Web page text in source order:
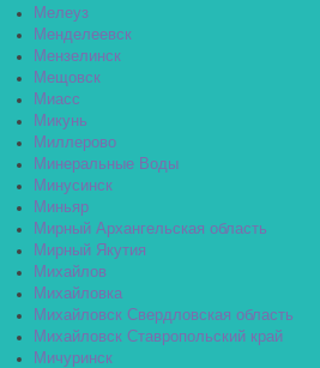
Мелеуз
Менделеевск
Мензелинск
Мещовск
Миасс
Микунь
Миллерово
Минеральные Воды
Минусинск
Миньяр
Мирный Архангельская область
Мирный Якутия
Михайлов
Михайловка
Михайловск Свердловская область
Михайловск Ставропольский край
Мичуринск